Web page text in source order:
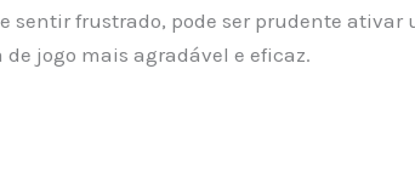
sentir frustrado, pode ser prudente ativar
jogo mais agradável e eficaz.